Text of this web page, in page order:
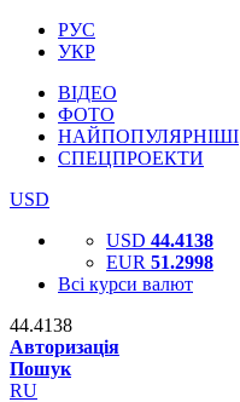
РУС
УКР
ВІДЕО
ФОТО
НАЙПОПУЛЯРНІШІ
СПЕЦПРОЕКТИ
USD
USD 44.4138
EUR 51.2998
Всі курси валют
44.4138
Авторизація
Пошук
RU